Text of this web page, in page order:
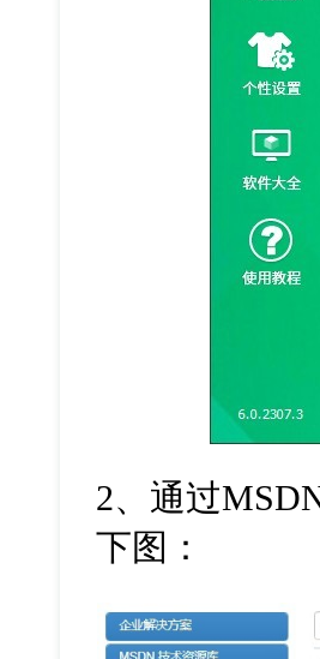
2、 通过
下图：